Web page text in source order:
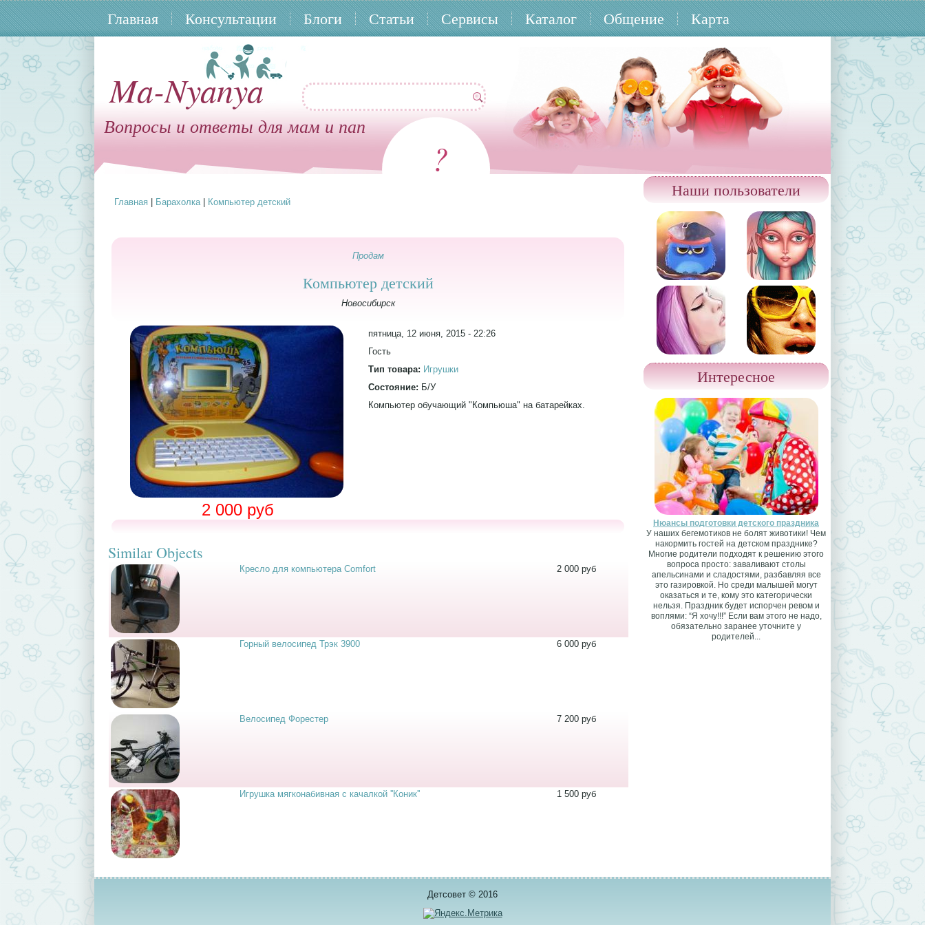
Главная Консультации Блоги Статьи Сервисы Каталог Общение Карта
?
Ma-Nyanya
Вопросы и ответы для мам и пап
Вы здесь
Главная Барахолка| Компьютер детский
Продам
Компьютер детский
Новосибирск
2 000 руб
пятница, 12 июня, 2015 - 22:26
Гость
Тип товара: Игрушки
Состояние: Б/У
Компьютер обучающий "Компьюша" на батарейках.
Similar Objects
Кресло для компьютера Comfort 2 000 руб
Горный велосипед Трэк 3900 6 000 руб
Велосипед Форестер 7 200 руб
Игрушка мягконабивная с качалкой ''Коник'' 1 500 руб
Наши пользователи
Интересное
Нюансы подготовки детского праздника
У наших бегемотиков не болят животики! Чем
накормить гостей на детском празднике?
Многие родители подходят к решению этого
вопроса просто: заваливают столы
апельсинами и сладостями, разбавляя все
это газировкой. Но среди малышей могут
оказаться и те, кому это категорически
нельзя. Праздник будет испорчен ревом и
воплями: “Я хочу!!!” Если вам этого не надо,
обязательно заранее уточните у
родителей...
Детсовет © 2016